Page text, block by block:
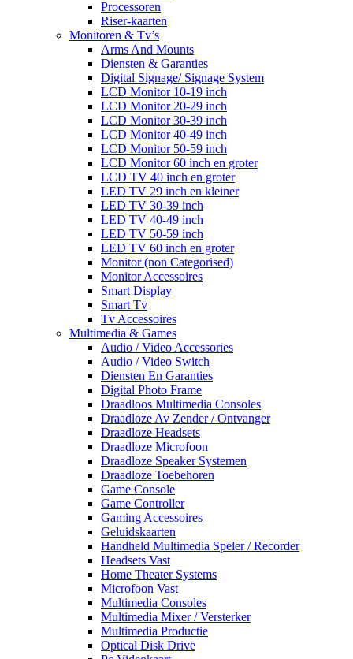
Processoren
Riser-kaarten
Monitoren & Tv’s
Arms And Mounts
Diensten & Garanties
Digital Signage/ Signage System
LCD Monitor 10-19 inch
LCD Monitor 20-29 inch
LCD Monitor 30-39 inch
LCD Monitor 40-49 inch
LCD Monitor 50-59 inch
LCD Monitor 60 inch en groter
LCD TV 40 inch en groter
LED TV 29 inch en kleiner
LED TV 30-39 inch
LED TV 40-49 inch
LED TV 50-59 inch
LED TV 60 inch en groter
Monitor (non Categorised)
Monitor Accessoires
Smart Display
Smart Tv
Tv Accessoires
Multimedia & Games
Audio / Video Accessories
Audio / Video Switch
Diensten En Garanties
Digital Photo Frame
Draadloos Multimedia Consoles
Draadloze Av Zender / Ontvanger
Draadloze Headsets
Draadloze Microfoon
Draadloze Speaker Systemen
Draadloze Toebehoren
Game Console
Game Controller
Gaming Accessoires
Geluidskaarten
Handheld Multimedia Speler / Recorder
Headsets Vast
Home Theater Systems
Microfoon Vast
Multimedia Consoles
Multimedia Mixer / Versterker
Multimedia Productie
Optical Disk Drive